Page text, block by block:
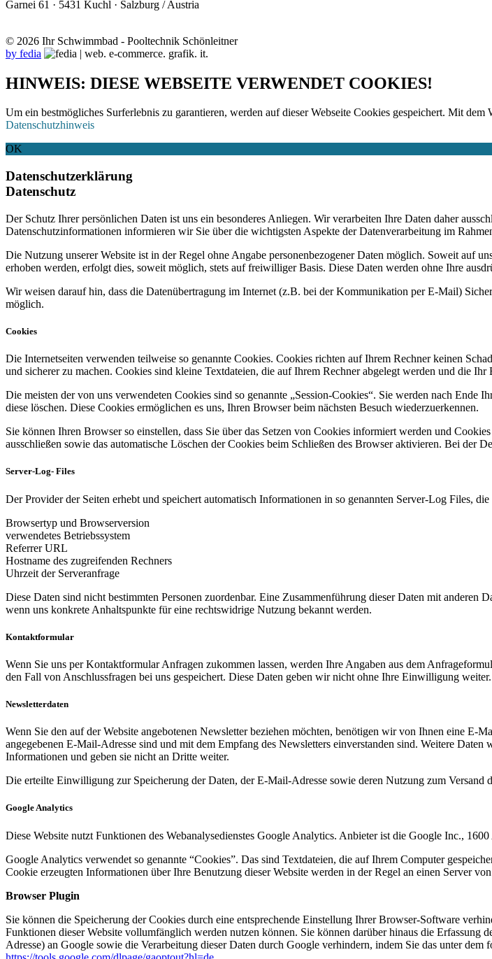
Garnei 61 · 5431 Kuchl · Salzburg / Austria
© 2026 Ihr Schwimmbad - Pooltechnik Schönleitner
by fedia
HINWEIS: DIESE WEBSEITE VERWENDET COOKIES!
Um ein bestmögliches Surferlebnis zu garantieren, werden auf dieser Webseite Cookies gespeichert. Mit
Datenschutzhinweis
OK
Datenschutzerklärung
Datenschutz
Der Schutz Ihrer persönlichen Daten ist uns ein besonderes Anliegen. Wir verarbeiten Ihre Daten daher
Datenschutzinformationen informieren wir Sie über die wichtigsten Aspekte der Datenverarbeitung im
Die Nutzung unserer Website ist in der Regel ohne Angabe personenbezogener Daten möglich. Soweit auf
erhoben werden, erfolgt dies, soweit möglich, stets auf freiwilliger Basis. Diese Daten werden ohne Ihre
Wir weisen darauf hin, dass die Datenübertragung im Internet (z.B. bei der Kommunikation per E-Mail)
möglich.
Cookies
Die Internetseiten verwenden teilweise so genannte Cookies. Cookies richten auf Ihrem Rechner keinen
und sicherer zu machen. Cookies sind kleine Textdateien, die auf Ihrem Rechner abgelegt werden und die Ihr
Die meisten der von uns verwendeten Cookies sind so genannte „Session-Cookies“. Sie werden nach Ende
diese löschen. Diese Cookies ermöglichen es uns, Ihren Browser beim nächsten Besuch wiederzuerkennen.
Sie können Ihren Browser so einstellen, dass Sie über das Setzen von Cookies informiert werden und
ausschließen sowie das automatische Löschen der Cookies beim Schließen des Browser aktivieren. Bei der
Server-Log- Files
Der Provider der Seiten erhebt und speichert automatisch Informationen in so genannten Server-Log Files,
Browsertyp und Browserversion
verwendetes Betriebssystem
Referrer URL
Hostname des zugreifenden Rechners
Uhrzeit der Serveranfrage
Diese Daten sind nicht bestimmten Personen zuordenbar. Eine Zusammenführung dieser Daten mit
wenn uns konkrete Anhaltspunkte für eine rechtswidrige Nutzung bekannt werden.
Kontaktformular
Wenn Sie uns per Kontaktformular Anfragen zukommen lassen, werden Ihre Angaben aus dem
den Fall von Anschlussfragen bei uns gespeichert. Diese Daten geben wir nicht ohne Ihre Einwilligung weiter.
Newsletterdaten
Wenn Sie den auf der Website angebotenen Newsletter beziehen möchten, benötigen wir von Ihnen eine E-
angegebenen E-Mail-Adresse sind und mit dem Empfang des Newsletters einverstanden sind. Weitere
Informationen und geben sie nicht an Dritte weiter.
Die erteilte Einwilligung zur Speicherung der Daten, der E-Mail-Adresse sowie deren Nutzung zum
Google Analytics
Diese Website nutzt Funktionen des Webanalysedienstes Google Analytics. Anbieter ist die Google Inc.,
Google Analytics verwendet so genannte “Cookies”. Das sind Textdateien, die auf Ihrem Computer
Cookie erzeugten Informationen über Ihre Benutzung dieser Website werden in der Regel an einen Server
Browser Plugin
Sie können die Speicherung der Cookies durch eine entsprechende Einstellung Ihrer Browser-Software
Funktionen dieser Website vollumfänglich werden nutzen können. Sie können darüber hinaus die
Adresse) an Google sowie die Verarbeitung dieser Daten durch Google verhindern, indem Sie das unter